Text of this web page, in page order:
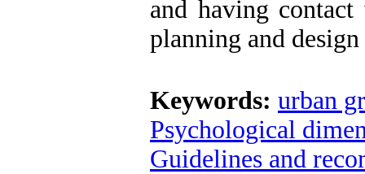
and having
planning and design
Keywords: urban
Psychological
Guidelines and